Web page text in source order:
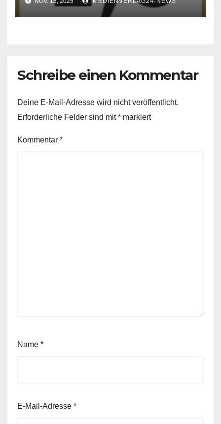
Schreibe einen Kommentar
Deine E-Mail-Adresse wird nicht veröffentlicht.
Erforderliche Felder sind mit* markiert
Kommentar *
Name *
E-Mail-Adresse *